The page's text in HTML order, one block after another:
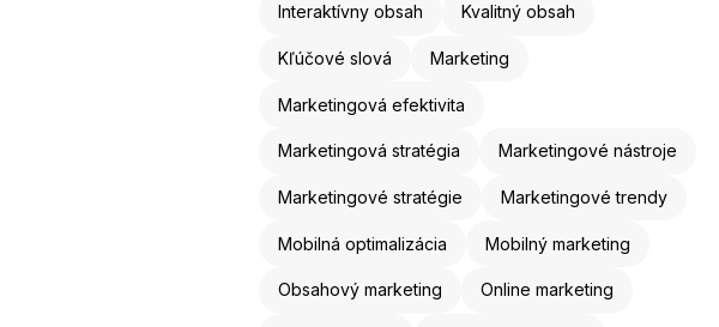
Interaktívny obsah Kvalitný obsah
Kľúčové slová Marketing
Marketingová efektivita
Marketingová stratégia Marketingové nástroje
Marketingové stratégie Marketingové trendy
Mobilná optimalizácia Mobilný marketing
Obsahový marketing Online marketing